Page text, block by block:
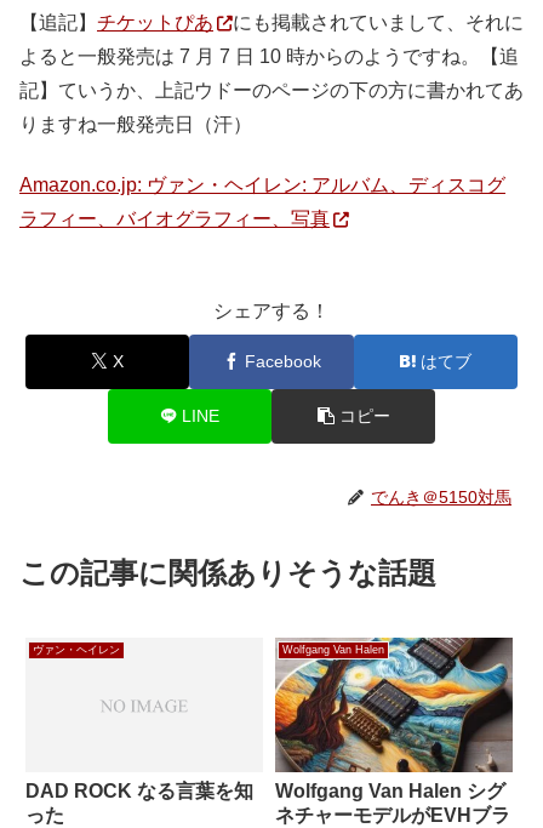
【追記】 チケットぴあ
にも掲載されていまして、それに
よると一般発売は 7 月 7 日 10 時からのようですね。【追
記】ていうか、上記ウドーのページの下の方に書かれてあ
りますね一般発売日（汗）
Amazon.co.jp: ヴァン・ヘイレン: アルバム、ディスコグ
ラフィー、バイオグラフィー、写真
シェアする！
X Facebook はてブ
LINE コピー
でんき＠5150対馬
この記事に関係ありそうな話題
ヴァン・ヘイレン
DAD ROCK なる言葉を知
った
Wolfgang Van Halen
Wolfgang Van Halen シグ
ネチャーモデルがEVHブラ